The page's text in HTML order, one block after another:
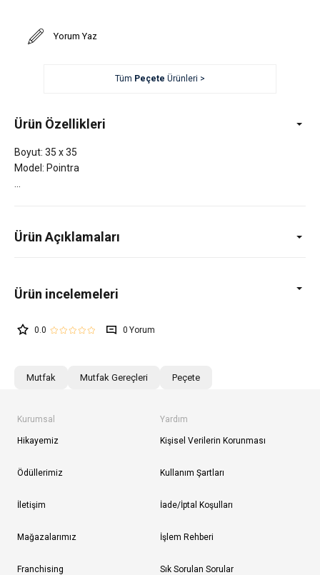
Yorum Yaz
Tüm Peçete Ürünleri >
Ürün Özellikleri
Boyut: 35 x 35
Model: Pointra
Ürün Açıklamaları
0.0 0
Mutfak Mutfak Gereçleri Peçete
Kurumsal
Hikayemiz
Ödüllerimiz
İletişim
Mağazalarımız
Franchising
Yardım
Kişisel Verilerin Korunması
Kullanım Şartları
İade/İptal Koşulları
İşlem Rehberi
Sık Sorulan Sorular